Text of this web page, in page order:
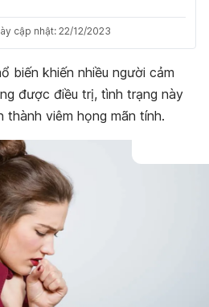
cập nhật: 22/12/2023
biến khiến nhiều người cảm
được điều trị, tình trạng này
viêm họng mãn tính.